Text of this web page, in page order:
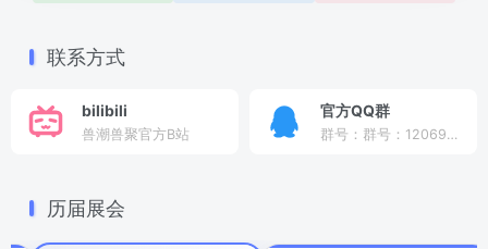
联系方式
bilibili
兽潮兽聚官方B站
官方QQ群
群号：群号：120697388
历届展会